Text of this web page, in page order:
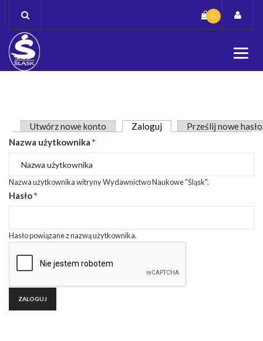
content
0
Zakładki podstawowe
Utwórz nowe konto Zaloguj(aktywna karta)
Prześlij nowe hasło
Nazwa użytkownika *
Nazwa użytkownika witryny Wydawnictwo Naukowe "Śląsk".
Hasło*
Hasło powiązane z nazwą użytkownika.